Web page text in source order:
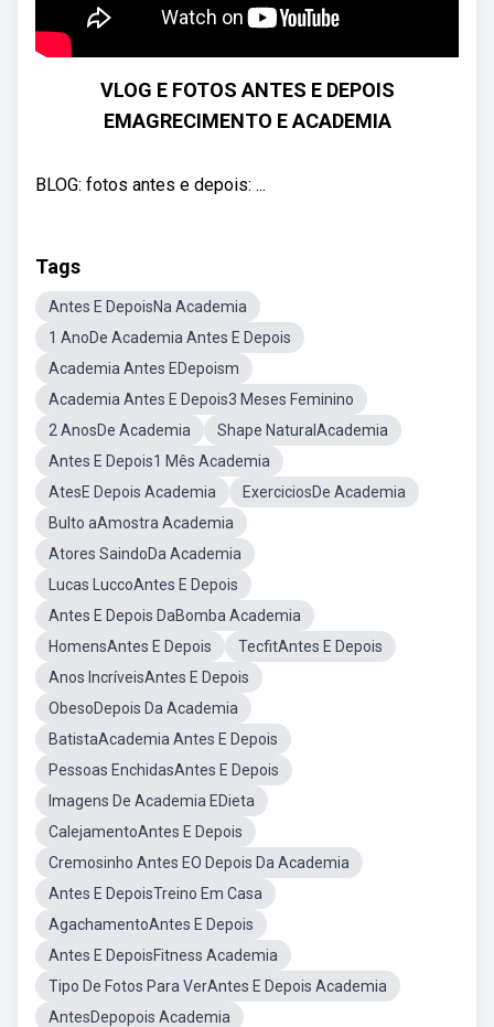
VLOG E FOTOS ANTES E DEPOIS
EMAGRECIMENTO E ACADEMIA
BLOG: fotos antes e depois: ...
Tags
Antes E DepoisNa Academia
1 AnoDe Academia Antes E Depois
Academia Antes EDepoism
Academia Antes E Depois3 Meses Feminino
2 AnosDe Academia
Shape NaturalAcademia
Antes E Depois1 Mês Academia
AtesE Depois Academia
ExerciciosDe Academia
Bulto aAmostra Academia
Atores SaindoDa Academia
Lucas LuccoAntes E Depois
Antes E Depois DaBomba Academia
HomensAntes E Depois
TecfitAntes E Depois
Anos IncríveisAntes E Depois
ObesoDepois Da Academia
BatistaAcademia Antes E Depois
Pessoas EnchidasAntes E Depois
Imagens De Academia EDieta
CalejamentoAntes E Depois
Cremosinho Antes EO Depois Da Academia
Antes E DepoisTreino Em Casa
AgachamentoAntes E Depois
Antes E DepoisFitness Academia
Tipo De Fotos Para VerAntes E Depois Academia
AntesDepopois Academia